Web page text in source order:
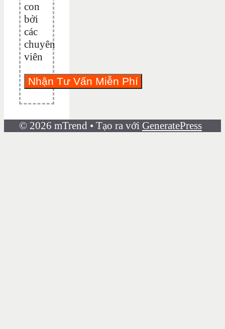
con
bởi
các
chuyên
viên
© 2026 mTrend • Tạo ra với GeneratePress